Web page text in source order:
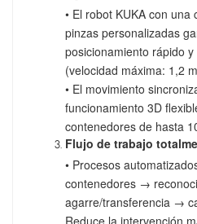
• El robot KUKA con
pinzas personalizadas
posicionamiento rápido
(velocidad máxima: 1,2
• El movimiento
funcionamiento 3D
contenedores de hasta
Flujo de trabajo
• Procesos
contenedores →
agarre/transferencia →
Reduce la intervención